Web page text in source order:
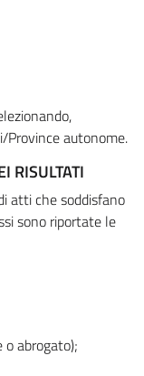
autonome.
RISULTATI
atti che soddisfano
sono riportate le
abrogato);